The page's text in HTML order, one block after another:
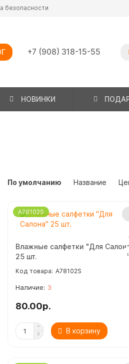
безопасности
+7 (908) 318-15-55
НОВИНКИ
По умолчанию Название
A78102S
Влажные салфетки "Для
25 шт.
A78102S
3
80.00р.
В корзину